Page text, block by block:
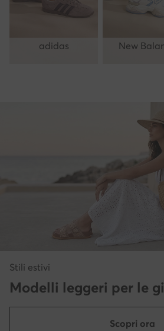
adidas New
Stili estivi
Modelli leggeri per le
Scopri ora